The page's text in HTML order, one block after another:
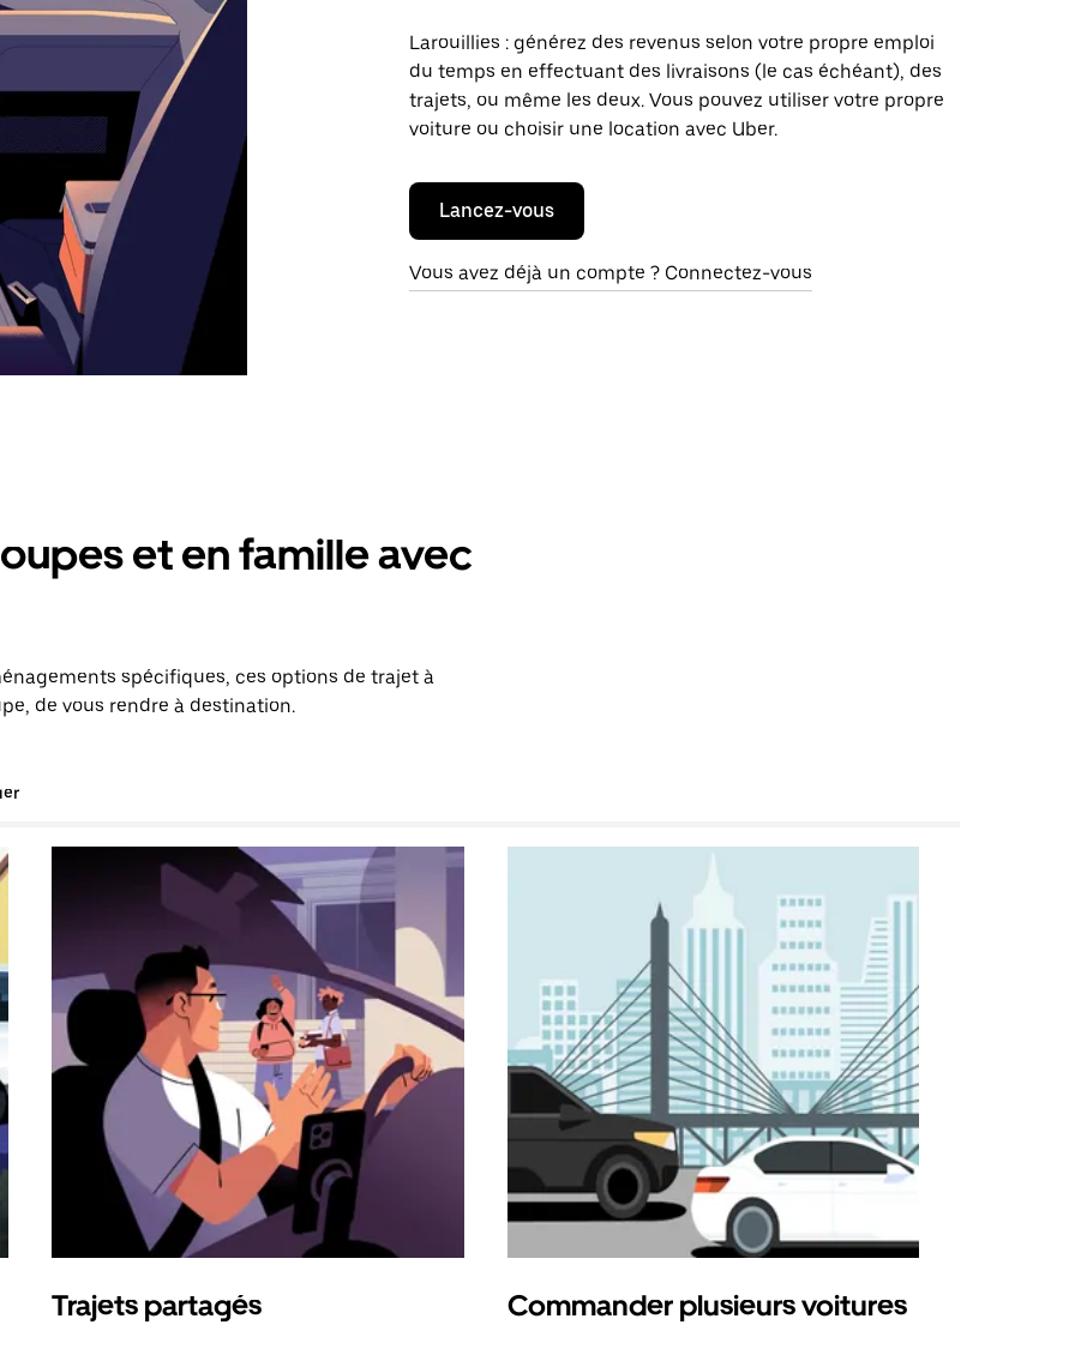
Larouillies : générez des revenus selon votre propre emploi
du temps en effectuant des livraisons (le cas échéant), des
trajets, ou même les deux. Vous pouvez utiliser votre propre
voiture ou choisir une location avec Uber.
Lancez-vous
Vous avez déjà un compte ? Connectez-vous
et en famille avec
spécifiques, ces options de trajet à
de vous rendre à destination.
Trajets partagés Commander plusieurs voitures